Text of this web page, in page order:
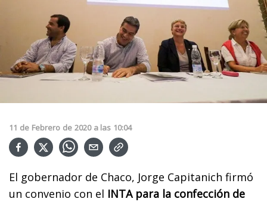
11 de Febrero de 2020 a las 10:04
El gobernador de Chaco, Jorge Capitanich firmó
un convenio con el INTA para la confección de